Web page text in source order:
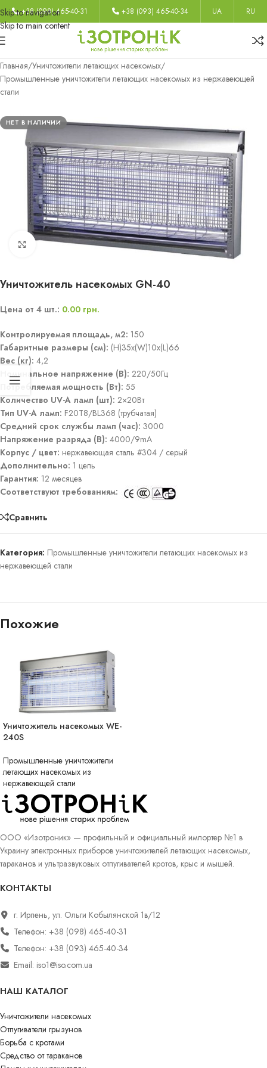
Skip to navigation
Skip to main content
+38 (098) 465-40-31 +38 (093) 465-40-34 UA RU
Главная/Уничтожители летающих насекомых/
Промышленные уничтожители летающих насекомых из нержавеющей
стали
НЕТ В НАЛИЧИИ
Нажмите, чтобы увеличить
Уничтожитель насекомых GN-40
Цена от 4 шт.: 0.00 грн.
Контролируемая площадь, м2: 150
Габаритные размеры (см): (H)35x(W)10x(L)66
Вес (кг): 4,2
Номинальное напряжение (В): 220/50Гц
Потребляемая мощность (Вт): 55
Количество UV-A ламп (шт): 2×20Вт
Тип UV-A ламп: F20T8/BL368 (трубчатая)
Средний срок службы ламп (час): 3000
Напряжение разряда (В): 4000/9mA
Корпус / цвет: нержавеющая сталь #304 / серый
Дополнительно: 1 цепь
Гарантия: 12 месяцев
Соответствуют требованиям:
Сравнить
Категория: Промышленные уничтожители летающих насекомых из
нержавеющей стали
Похожие
НЕТ В НАЛИЧИИ
Уничтожитель насекомых WE-
240S
Промышленные уничтожители
летающих насекомых из
нержавеющей стали
ООО «Изотроник» — профильный и официальный импортер №1 в
Украину электронных приборов уничтожителей летающих насекомых,
тараканов и ультразвуковых отпугивателей кротов, крыс и мышей.
КОНТАКТЫ
г. Ирпень, ул. Ольги Кобылянской 1в/12
Телефон: +38 (098) 465-40-31
Телефон: +38 (093) 465-40-34
Email: iso1@iso.com.ua
НАШ КАТАЛОГ
Уничтожители насекомых
Отпугиватели грызунов
Борьба с кротами
Средство от тараканов